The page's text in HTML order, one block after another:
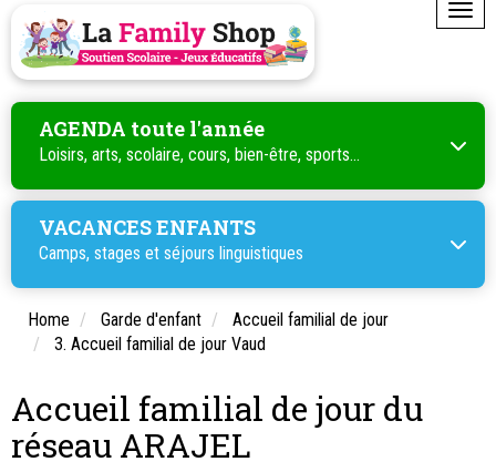
AGENDA toute l'année
Loisirs, arts, scolaire, cours, bien-être, sports...
VACANCES ENFANTS
Camps, stages et séjours linguistiques
Home Garde d'enfant
Accueil familial de jour
3. Accueil familial de jour Vaud
Accueil familial de jour du
réseau ARAJEL